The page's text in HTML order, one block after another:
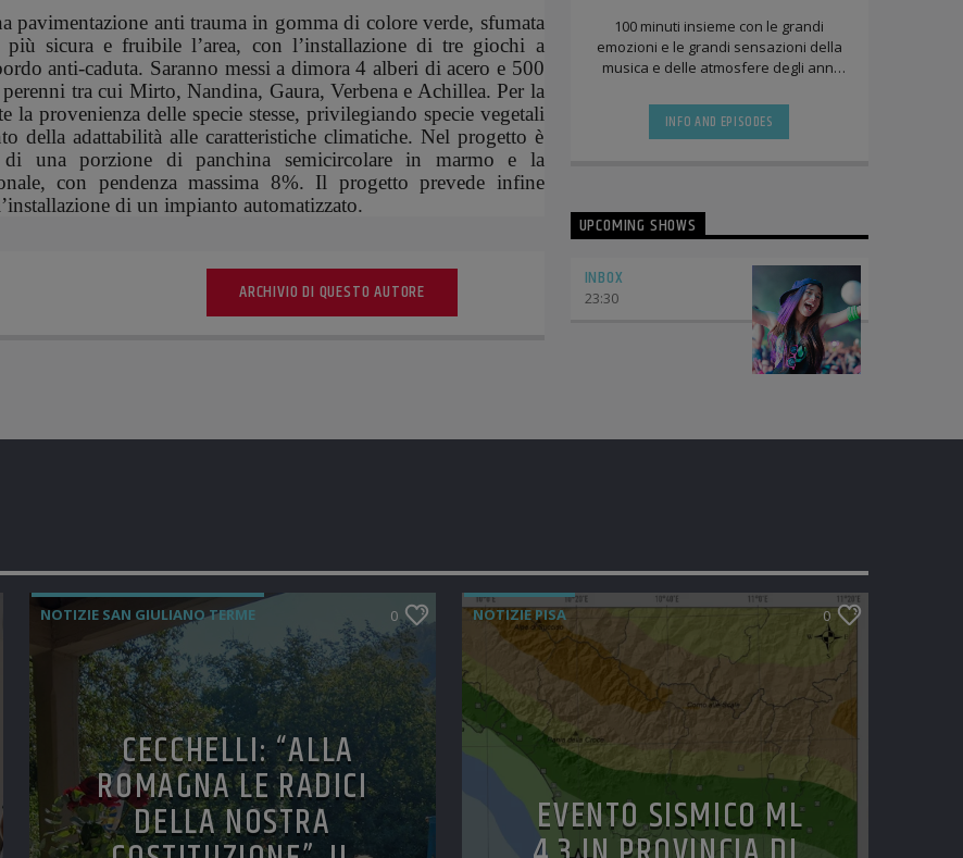
pavimentazione anti trauma in gomma di colore verde, sfumata
sicura e fruibile l’area, con l’installazione di tre giochi a
anti-caduta. Saranno messi a dimora 4 alberi di acero e 500
perenni tra cui Mirto, Nandina, Gaura, Verbena e Achillea. Per la
la provenienza delle specie stesse, privilegiando specie vegetali
della adattabilità alle caratteristiche climatiche. Nel progetto è
di una porzione di panchina semicircolare in marmo e la
con pendenza massima 8%. Il progetto prevede infine
di un impianto automatizzato.
ARCHIVIO DI QUESTO AUTORE
100 minuti insieme con le grandi
emozioni e le grandi sensazioni della
musica e delle atmosfere degli anni
INFO AND EPISODES
UPCOMING SHOWS
INBOX
23:30
NOTIZIE SAN GIULIANO TERME 0
CECCHELLI: “ALLA
ROMAGNA LE RADICI
DELLA NOSTRA
NOTIZIE PISA 0
EVENTO SISMICO ML